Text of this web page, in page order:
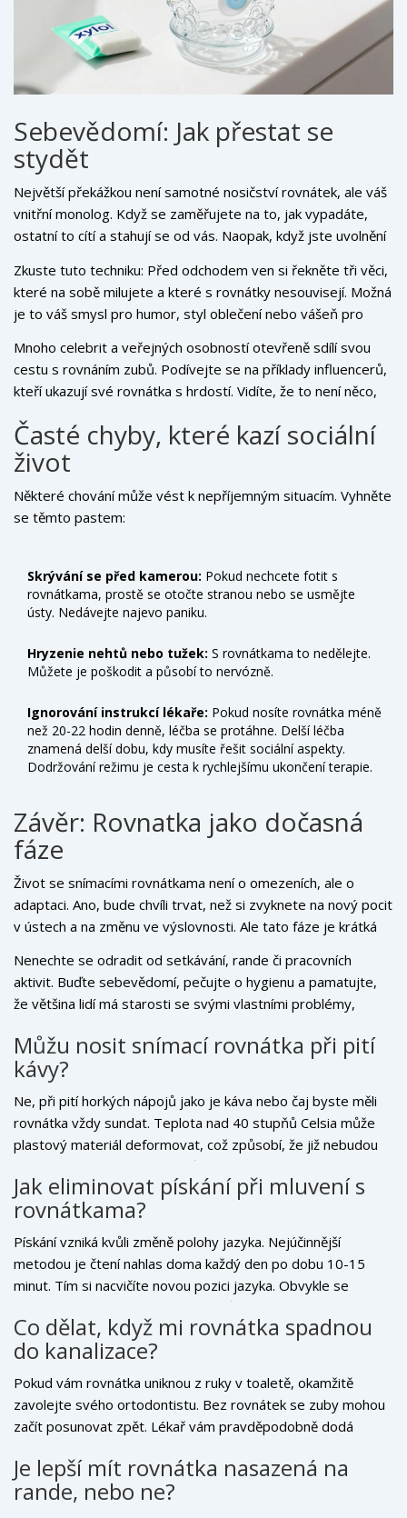
Sebevědomí: Jak přestat se
stydět
Největší překážkou není samotné nosičství rovnátek, ale váš
vnitřní monolog. Když se zaměřujete na to, jak vypadáte,
ostatní to cítí a stahují se od vás. Naopak, když jste uvolnění
Zkuste tuto techniku: Před odchodem ven si řekněte tři věci,
které na sobě milujete a které s rovnátky nesouvisejí. Možná
je to váš smysl pro humor, styl oblečení nebo vášeň pro
pouze dočasný nástroj, ne definice vaší osobnosti.
Mnoho celebrit a veřejných osobností otevřeně sdílí svou
cestu s rovnáním zubů. Podívejte se na příklady influencerů,
kteří ukazují své rovnátka s hrdostí. Vidíte, že to není něco,
sama.
Časté chyby, které kazí sociální
život
Některé chování může vést k nepříjemným situacím. Vyhněte
se těmto pastem:
Skrývání se před kamerou: Pokud nechcete fotit s
rovnátkama, prostě se otočte stranou nebo se usmějte
ústy. Nedávejte najevo paniku.
Hryzenie nehtů nebo tužek: S rovnátkama to nedělejte.
Můžete je poškodit a působí to nervózně.
Ignorování instrukcí lékaře: Pokud nosíte rovnátka méně
než 20-22 hodin denně, léčba se protáhne. Delší léčba
znamená delší dobu, kdy musíte řešit sociální aspekty.
Dodržování režimu je cesta k rychlejšímu ukončení terapie.
Závěr: Rovnatka jako dočasná
fáze
Život se snímacími rovnátkama není o omezeních, ale o
adaptaci. Ano, bude chvíli trvat, než si zvyknete na nový pocit
v ústech a na změnu ve výslovnosti. Ale tato fáze je krátká
Nenechte se odradit od setkávání, rande či pracovních
aktivit. Buďte sebevědomí, pečujte o hygienu a pamatujte,
že většina lidí má starosti se svými vlastními problémy,
nebudou soudit orthodontickou aparaturu.
Můžu nosit snímací rovnátka při pití
kávy?
Ne, při pití horkých nápojů jako je káva nebo čaj byste měli
rovnátka vždy sundat. Teplota nad 40 stupňů Celsia může
plastový materiál deformovat, což způsobí, že již nebudou
sedět správně. Navíc káva může zatěžovat povrch rovnátek
barvivy.
Jak eliminovat pískání při mluvení s
rovnátkama?
Pískání vzniká kvůli změně polohy jazyka. Nejúčinnější
metodou je čtení nahlas doma každý den po dobu 10-15
minut. Tím si nacvičíte novou pozici jazyka. Obvykle se
výslovnost upraví během 2-3 týdnů nošení.
Co dělat, když mi rovnátka spadnou
do kanalizace?
Pokud vám rovnátka uniknou z ruky v toaletě, okamžitě
zavolejte svého ortodontistu. Bez rovnátek se zuby mohou
začít posunovat zpět. Lékař vám pravděpodobně dodá
připravena další fáze léčby. Nikdy nenoste rovnátka bez
pouzdra!
Je lepší mít rovnátka nasazená na
rande, nebo ne?